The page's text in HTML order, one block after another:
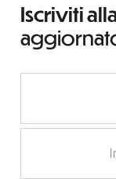
Iscriviti